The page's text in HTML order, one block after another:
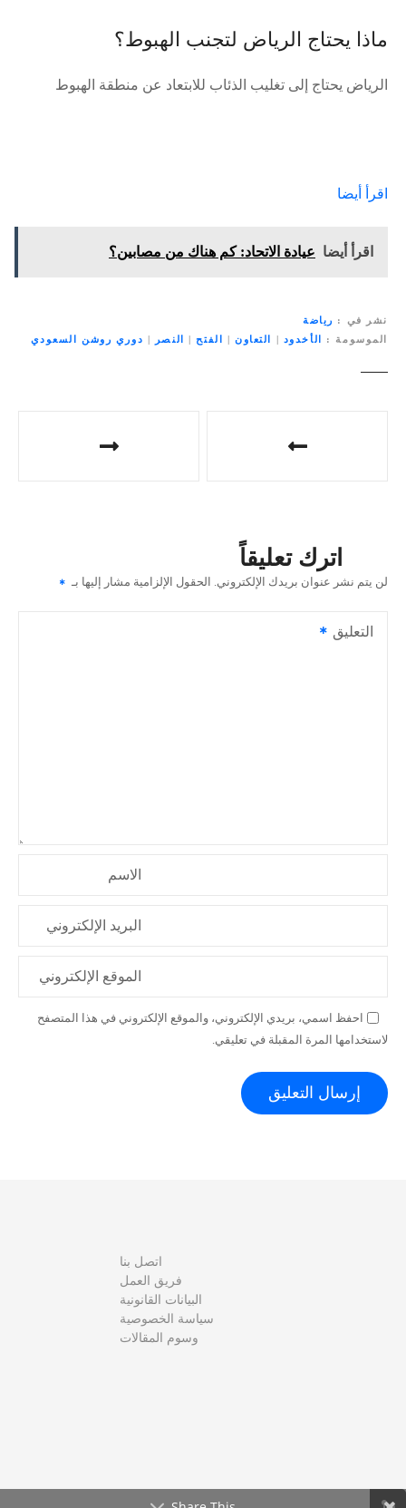
ماذا يحتاج الرياض لتجنب الهبوط؟
الرياض يحتاج إلى تغليب الذئاب للابتعاد عن منطقة الهبوط
اقرأ أيضا
اقرأ أيضا عيادة الاتحاد: كم هناك من مصابين؟
نشر في
رياضة
الموسومة
الأخدود | التعاون| الفتح| النصر | دوري روشن السعودي
ا
م
اترك تعليقاً
لن يتم نشر عنوان بريدك الإلكتروني. الحقول الإلزامية مشار إليها بـ
التعليق
الاسم
البريد الإلكتروني
الموقع الإلكتروني
احفظ اسمي، بريدي الإلكتروني، والموقع الإلكتروني في هذا المتصفح
لاستخدامها المرة المقبلة في تعليقي.
اتصل بنا
فريق العمل
البيانات القانونية
سياسة الخصوصية
وسوم المقالات